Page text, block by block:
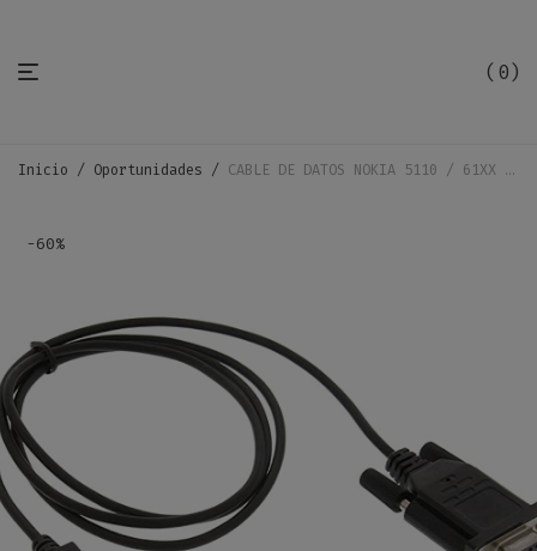
0
Inicio / Oportunidades / CABLE DE DATOS NOKIA 5110 / 61XX / 711
- 60%